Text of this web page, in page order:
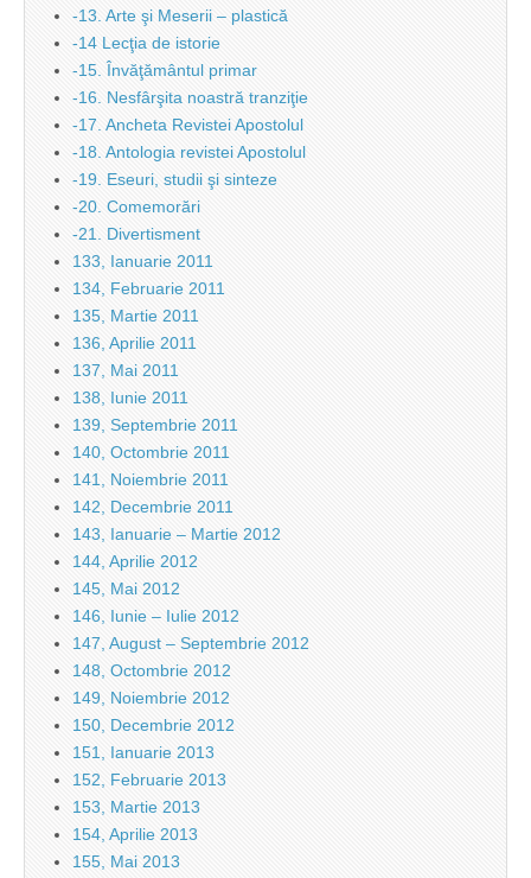
-13. Arte şi Meserii – plastică
-14 Lecţia de istorie
-15. Învăţământul primar
-16. Nesfârşita noastră tranziţie
-17. Ancheta Revistei Apostolul
-18. Antologia revistei Apostolul
-19. Eseuri, studii şi sinteze
-20. Comemorări
-21. Divertisment
133, Ianuarie 2011
134, Februarie 2011
135, Martie 2011
136, Aprilie 2011
137, Mai 2011
138, Iunie 2011
139, Septembrie 2011
140, Octombrie 2011
141, Noiembrie 2011
142, Decembrie 2011
143, Ianuarie – Martie 2012
144, Aprilie 2012
145, Mai 2012
146, Iunie – Iulie 2012
147, August – Septembrie 2012
148, Octombrie 2012
149, Noiembrie 2012
150, Decembrie 2012
151, Ianuarie 2013
152, Februarie 2013
153, Martie 2013
154, Aprilie 2013
155, Mai 2013